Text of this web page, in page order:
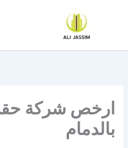
ارخص شركة
بالدمام